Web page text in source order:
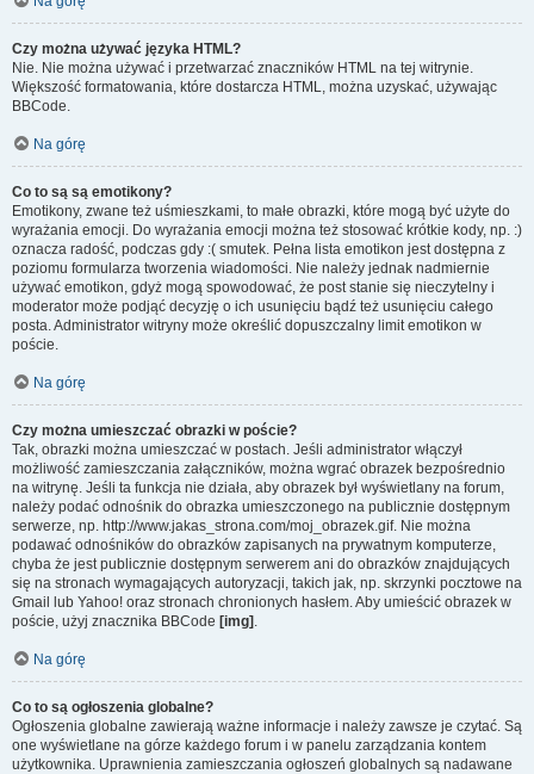
Czy można używać języka HTML?
Nie. Nie można używać i przetwarzać znaczników HTML na tej witrynie.
Większość formatowania, które dostarcza HTML, można uzyskać, używając
BBCode.
Na górę
Co to są są emotikony?
Emotikony, zwane też uśmieszkami, to małe obrazki, które mogą być użyte do
wyrażania emocji. Do wyrażania emocji można też stosować krótkie kody, np. :)
oznacza radość, podczas gdy :( smutek. Pełna lista emotikon jest dostępna z
poziomu formularza tworzenia wiadomości. Nie należy jednak nadmiernie
używać emotikon, gdyż mogą spowodować, że post stanie się nieczytelny i
moderator może podjąć decyzję o ich usunięciu bądź też usunięciu całego
posta. Administrator witryny może określić dopuszczalny limit emotikon w
poście.
Na górę
Czy można umieszczać obrazki w poście?
Tak, obrazki można umieszczać w postach. Jeśli administrator włączył
możliwość zamieszczania załączników, można wgrać obrazek bezpośrednio
na witrynę. Jeśli ta funkcja nie działa, aby obrazek był wyświetlany na forum,
należy podać odnośnik do obrazka umieszczonego na publicznie dostępnym
serwerze, np. http://www.jakas_strona.com/moj_obrazek.gif. Nie można
podawać odnośników do obrazków zapisanych na prywatnym komputerze,
chyba że jest publicznie dostępnym serwerem ani do obrazków znajdujących
się na stronach wymagających autoryzacji, takich jak, np. skrzynki pocztowe na
Gmail lub Yahoo! oraz stronach chronionych hasłem. Aby umieścić obrazek w
poście, użyj znacznika BBCode [img] .
Na górę
Co to są ogłoszenia globalne?
Ogłoszenia globalne zawierają ważne informacje i należy zawsze je czytać. Są
one wyświetlane na górze każdego forum i w panelu zarządzania kontem
użytkownika. Uprawnienia zamieszczania ogłoszeń globalnych są nadawane